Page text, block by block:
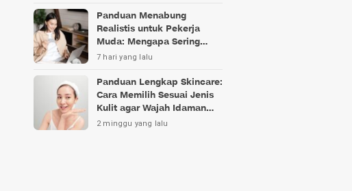
Panduan Menabung
Realistis untuk Pekerja
Muda: Mengapa Sering
Gagal?
7 hari yang lalu
Panduan Lengkap Skincare:
Cara Memilih Sesuai Jenis
Kulit agar Wajah Idaman
Bukan Sekadar Mimpi
2 minggu yang lalu